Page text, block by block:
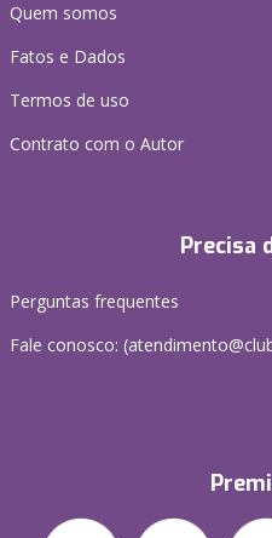
Quem somos
Fatos e Dados
Termos de uso
Contrato com o Autor
Precisa
Perguntas frequentes
Fale conosco: